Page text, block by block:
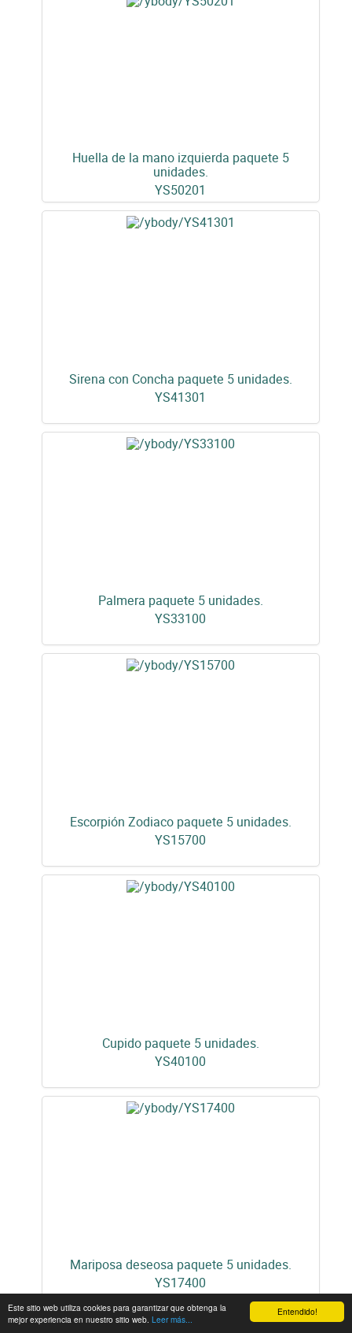
Entendido!
Este sitio web utiliza cookies para garantizar que obtenga la
mejor experiencia en nuestro sitio web. Leer más...
Huella de la mano izquierda paquete 5
unidades.
YS50201
Sirena con Concha paquete 5 unidades.
YS41301
Palmera paquete 5 unidades.
YS33100
Escorpión Zodiaco paquete 5 unidades.
YS15700
Cupido paquete 5 unidades.
YS40100
Mariposa deseosa paquete 5 unidades.
YS17400